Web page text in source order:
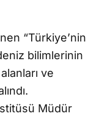
“Türkiye’nin
bilimlerinin
ve
Müdür